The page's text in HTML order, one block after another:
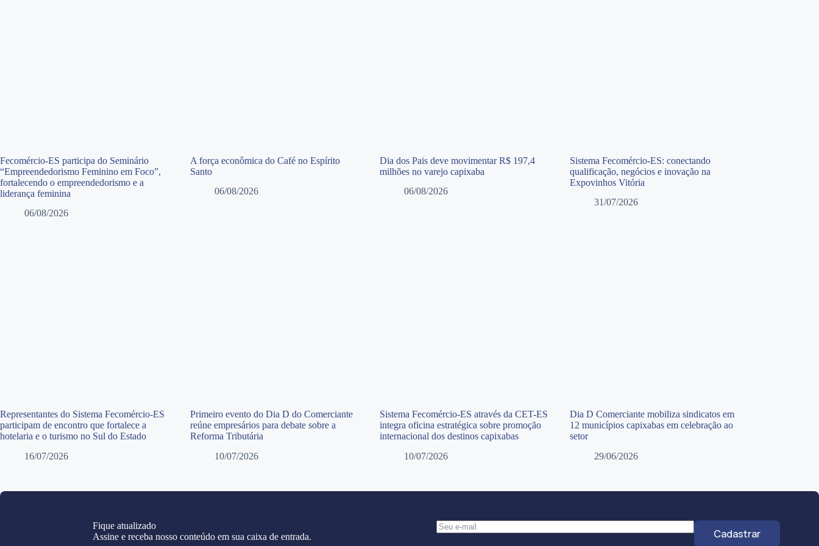
Fecomércio-ES participa do Seminário
“Empreendedorismo Feminino em Foco”,
fortalecendo o empreendedorismo e a
liderança feminina
06/08/2026
A força econômica do Café no Espírito
Santo
06/08/2026
Dia dos Pais deve movimentar R$ 197,4
milhões no varejo capixaba
06/08/2026
Sistema Fecomércio-ES: conectando
qualificação, negócios e inovação na
Expovinhos Vitória
31/07/2026
Representantes do Sistema Fecomércio-ES
participam de encontro que fortalece a
hotelaria e o turismo no Sul do Estado
16/07/2026
Primeiro evento do Dia D do Comerciante
reúne empresários para debate sobre a
Reforma Tributária
10/07/2026
Sistema Fecomércio-ES através da CET-ES
integra oficina estratégica sobre promoção
internacional dos destinos capixabas
10/07/2026
Dia D Comerciante mobiliza sindicatos em
12 municípios capixabas em celebração ao
setor
29/06/2026
Fique atualizado
Assine e receba nosso conteúdo em sua caixa de entrada.
Cadastrar